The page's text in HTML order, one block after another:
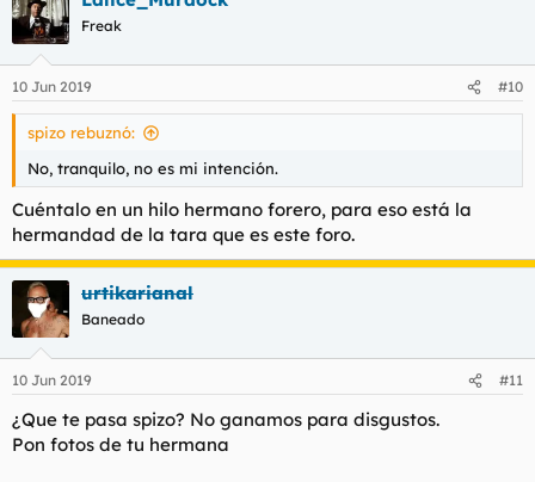
Freak
10 Jun 2019 #10
spizo rebuznó:
No, tranquilo, no es mi intención.
Cuéntalo en un hilo hermano forero, para eso está la
hermandad de la tara que es este foro.
urtikarianal
Baneado
10 Jun 2019 #11
¿Que te pasa spizo? No ganamos para disgustos.
Pon fotos de tu hermana